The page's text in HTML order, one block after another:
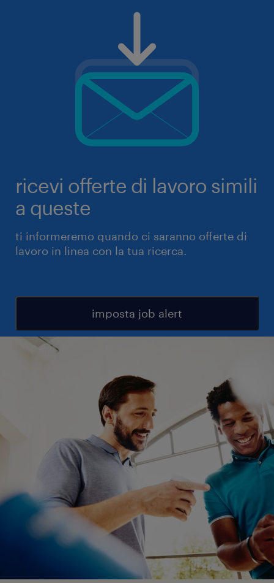
ricevi offerte di lavoro simili
a queste
ti informeremo quando ci saranno offerte di
lavoro in linea con la tua ricerca.
imposta job alert